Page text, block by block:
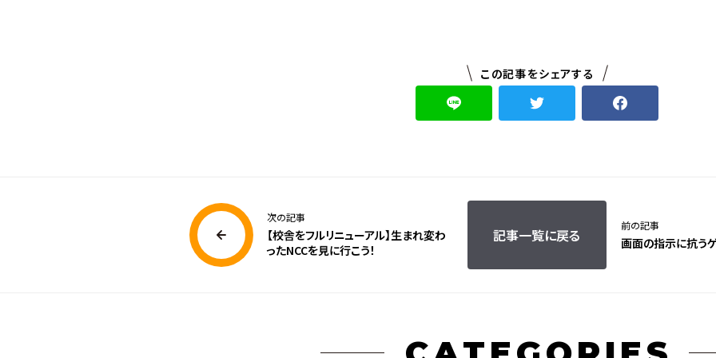
この記事をシェアする
次の記事
【校舎をフルリニューアル】生まれ変わ
ったNCCを見に行こう！
記事一覧に戻る
前の記事
画面の指示に抗う